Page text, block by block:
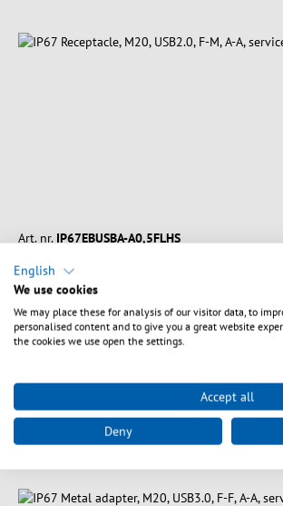
Art. nr. IP67EBUSBA-A0,5FLHS
IP67 Receptacle, M20, USB2.0, F-M,
Colour: grey
English
We use cookies
We may place these for analysis of our visitor data, to
personalised content and to give you a great website
the cookies we use open the settings.
Accept all
Deny